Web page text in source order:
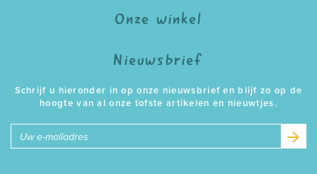
Onze winkel
Nieuwsbrief
Schrijf u hieronder in op onze nieuwsbrief en blijf zo op de
hoogte van al onze tofste artikelen en nieuwtjes.